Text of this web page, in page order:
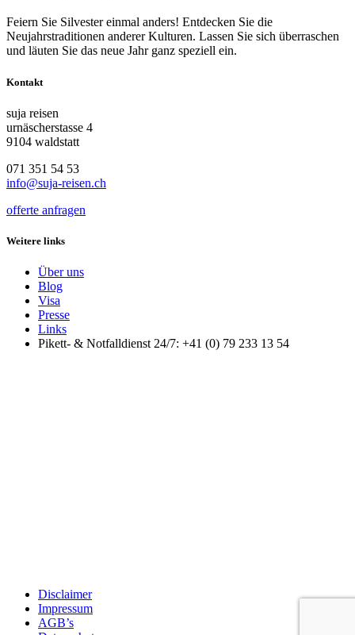
Feiern Sie Silvester einmal anders! Entdecken Sie die
Neujahrstraditionen anderer Kulturen. Lassen Sie sich überraschen
und läuten Sie das neue Jahr ganz speziell ein.
Kontakt
suja reisen
urnäscherstasse 4
9104 waldstatt
071 351 54 53
info@suja-reisen.ch
offerte anfragen
Weitere links
Über uns
Blog
Visa
Presse
Links
Pikett- & Notfalldienst 24/7: +41 (0) 79 233 13 54
Disclaimer
Impressum
AGB’s